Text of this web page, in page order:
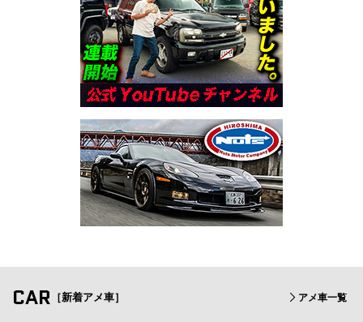
CAR ［新着アメ車］ アメ車一覧